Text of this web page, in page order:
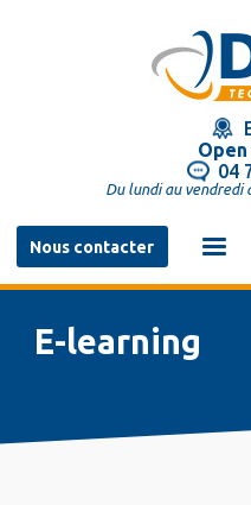
04
Du lundi au vendredi
Nous contacter
e-learning